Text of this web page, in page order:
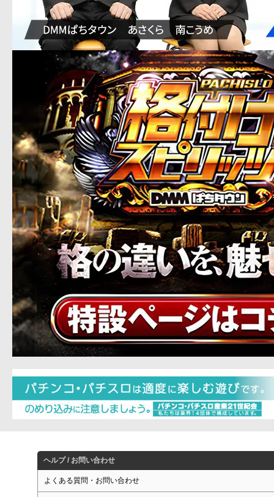
ヘルプ / お問い合わせ
よくある質問・お問い合わせ